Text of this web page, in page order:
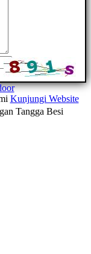
Kunjungi Website